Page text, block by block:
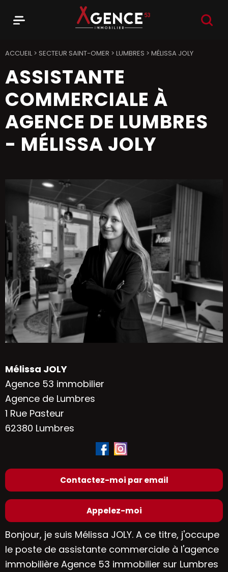
ACCUEIL> SECTEUR SAINT-OMER > LUMBRES > MÉLISSA JOLY
ASSISTANTE
COMMERCIALE À
AGENCE DE LUMBRES
- MÉLISSA JOLY
Mélissa JOLY
Agence 53 immobilier
Agence de Lumbres
1 Rue Pasteur
62380 Lumbres
Contactez-moi par email
Appelez-moi
Bonjour, je suis Mélissa JOLY. A ce titre, j'occupe
le poste de assistante commerciale à l'agence
immobilière Agence 53 immobilier sur Lumbres